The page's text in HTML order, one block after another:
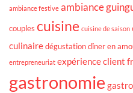
ambiance festive ambiance
couples cuisine cuisine de saison
culinairedégustationdîner en
entrepreneuriat expérience client
gastronomie